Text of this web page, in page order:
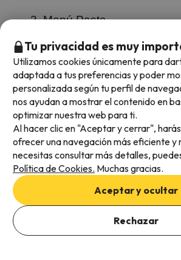
Ver ofertas
3. Menú Pasta
Este menú te incluye: Plato de Pasta + Postre +
¿Dónde puedes parar a comer con el menú
SECTOR DE PAL
SECTOR DE
✔ L'Expresso
En la estación de esquí de Vallnord -
escuelas de esquí y snowboard, una en
el sector de Arinsal. Ambas ofrecen
en Esquiades.com puedes añadir tanto
como colectivas de esquí y snowboard.
Clases Colectivas de Esquí y
sectores de Pal y
Tu privacidad es muy
Utilizamos cookies únicamente para
adaptada a tus preferencias y poder
personalizada según tu perfil de
nos ayudan a mostrar el contenido en
optimizar nuestra web para ti.
Al hacer clic en "Aceptar y cerrar",
ofrecer una navegación más eficiente y
necesitas consultar más detalles,
Política de Cookies. Muchas gracias.
Aceptar y ocultar
Rechazar